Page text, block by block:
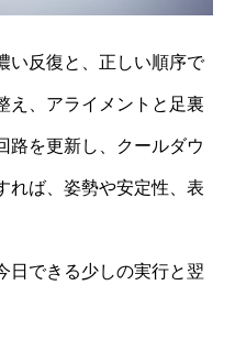
い反復と、正しい順序で
え、アライメントと足裏
路を更新し、クールダウ
れば、姿勢や安定性、表
日できる少しの実行と翌